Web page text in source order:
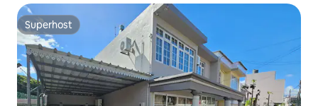
Superhost
Superhost